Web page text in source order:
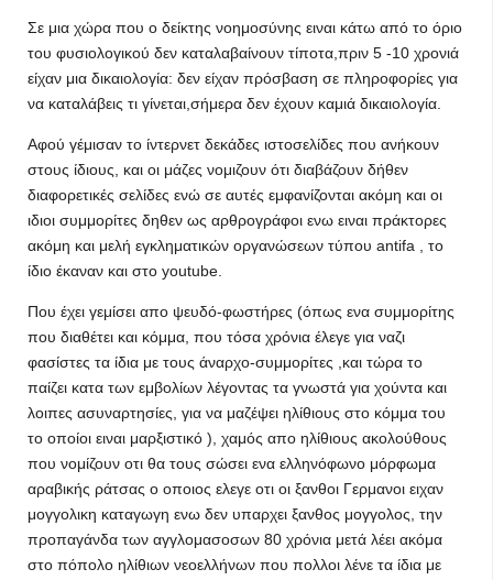
Σε μια χώρα που ο δείκτης νοημοσύνης ειναι κάτω από το όριο
του φυσιολογικού δεν καταλαβαίνουν τίποτα,πριν 5 -10 χρονιά
είχαν μια δικαιολογία: δεν είχαν πρόσβαση σε πληροφορίες για
να καταλάβεις τι γίνεται,σήμερα δεν έχουν καμιά δικαιολογία.
Αφού γέμισαν το ίντερνετ δεκάδες ιστοσελίδες που ανήκουν
στους ίδιους, και οι μάζες νομιζουν ότι διαβάζουν δήθεν
διαφορετικές σελίδες ενώ σε αυτές εμφανίζονται ακόμη και οι
ιδιοι συμμορίτες δηθεν ως αρθρογράφοι ενω ειναι πράκτορες
ακόμη και μελή εγκληματικών οργανώσεων τύπου antifa , το
ίδιο έκαναν και στο youtube.
Που έχει γεμίσει απο ψευδό-φωστήρες (όπως ενα συμμορίτης
που διαθέτει και κόμμα, που τόσα χρόνια έλεγε για ναζι
φασίστες τα ίδια με τους άναρχο-συμμορίτες ,και τώρα το
παίζει κατα των εμβολίων λέγοντας τα γνωστά για χούντα και
λοιπες ασυναρτησίες, για να μαζέψει ηλίθιους στο κόμμα του
το οποίοι ειναι μαρξιστικό ), χαμός απο ηλίθιους ακολούθους
που νομίζουν οτι θα τους σώσει ενα ελληνόφωνο μόρφωμα
αραβικής ράτσας ο οποιος ελεγε οτι οι ξανθοι Γερμανοι ειχαν
μογγολικη καταγωγη ενω δεν υπαρχει ξανθος μογγολος, την
προπαγάνδα των αγγλομασοσων 80 χρόνια μετά λέει ακόμα
στο πόπολο ηλίθιων νεοελλήνων που πολλοι λένε τα ίδια με